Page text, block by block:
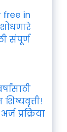
free in
शोधणारे
संपूर्ण
प्रक्रिया